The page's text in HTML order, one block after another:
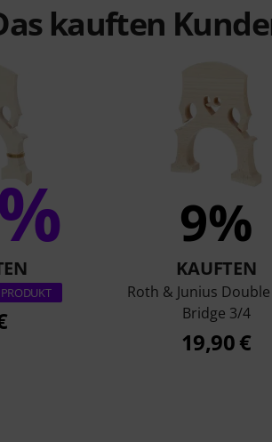
kauften
9%
KAUFTEN
Roth & Junius Double
Bridge 3/4
19,90 €